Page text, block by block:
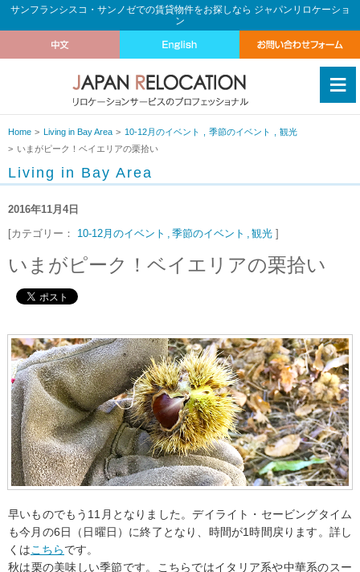
サンフランシスコ・サンノゼでの賃貸物件をお探しなら ジャパンリロケーショ
ン
≡
Home Living in Bay Area 10-12月のイベント 季節のイベント
観光
いまがピーク！ベイエリアの栗拾い
Living in Bay Area
2016年11月4日
[カテゴリー： 10-12月のイベント 季節のイベント 観光 ]
いまがピーク！ベイエリアの栗拾い
早いものでもう11月となりました。デイライト・セービングタイム
も今月の6日（日曜日）に終了となり、時間が1時間戻ります。詳し
くはこちらです。
秋は栗の美味しい季節です。こちらではイタリア系や中華系のスー